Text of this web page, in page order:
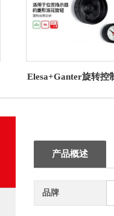
Elesa+Ganter旋转控
式指示器
产品概述
品牌